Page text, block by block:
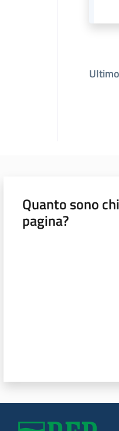
Quanto sono
pagina?